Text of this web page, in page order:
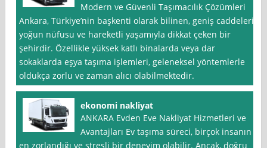
Modern ve Güvenli Taşımacılık Çözümleri
Ankara, Türkiye’nin başkenti olarak bilinen, geniş caddeleri,
yoğun nüfusu ve hareketli yaşamıyla dikkat çeken bir
şehirdir. Özellikle yüksek katlı binalarda veya dar
sokaklarda eşya taşıma işlemleri, geleneksel yöntemlerle
oldukça zorlu ve zaman alıcı olabilmektedir.
ekonomi nakliyat
ANKARA Evden Eve Nakliyat Hizmetleri ve
Avantajları Ev taşıma süreci, birçok insanın
en zorlandığı ve stresli bir deneyim olabilir. Ancak, doğru